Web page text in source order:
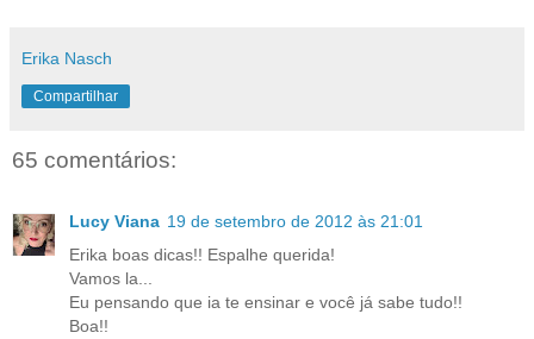
Erika Nasch
Compartilhar
65 comentários:
Lucy Viana 19 de setembro de 2012 às 21:01
Erika boas dicas!! Espalhe querida!
Vamos la...
Eu pensando que ia te ensinar e você já sabe tudo!!
Boa!!